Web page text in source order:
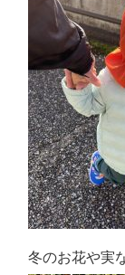
冬のお花や実